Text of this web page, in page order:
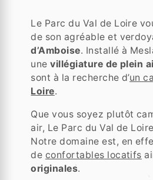
Le Parc du Val de Loire
de son agréable et
d’Amboise. Installé à
unevillégiature de plein
sont à la recherche d’un
Loire.
Que vous soyez plutôt
air, Le Parc du Val de
Notre domaine est, en
de confortables locatifs
originales.